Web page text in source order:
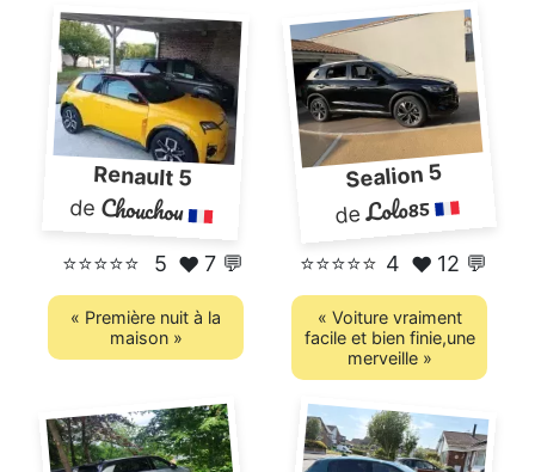
Renault 5
de Chouchou
⭐⭐⭐⭐⭐ 7 💬
5 ❤️
« Première nuit à la
maison »
Sealion 5
deLolo85
⭐⭐⭐⭐⭐ 12 💬
4 ❤️
« Voiture vraiment
facile et bien finie,une
merveille »